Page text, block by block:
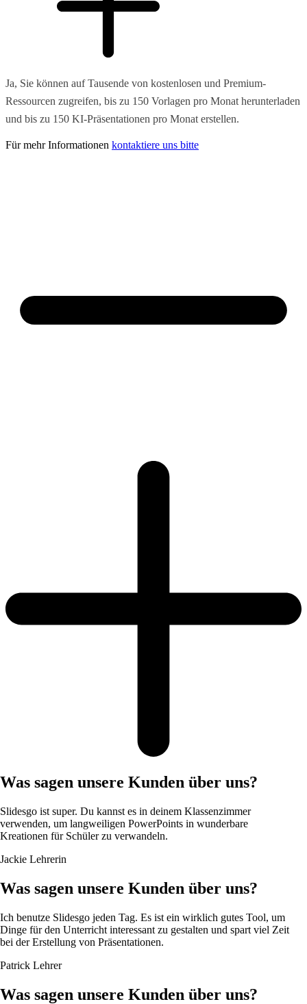
Ja, Sie können auf Tausende von kostenlosen und Premium-
Ressourcen zugreifen, bis zu 150 Vorlagen pro Monat herunterladen
und bis zu 150 KI-Präsentationen pro Monat erstellen.
Für mehr Informationen kontaktiere uns bitte
Was sagen unsere Kunden über uns?
Slidesgo ist super. Du kannst es in deinem Klassenzimmer
verwenden, um langweiligen PowerPoints in wunderbare
Kreationen für Schüler zu verwandeln.
Jackie Lehrerin
Was sagen unsere Kunden über uns?
Ich benutze Slidesgo jeden Tag. Es ist ein wirklich gutes Tool, um
Dinge für den Unterricht interessant zu gestalten und spart viel Zeit
bei der Erstellung von Präsentationen.
Patrick Lehrer
Was sagen unsere Kunden über uns?